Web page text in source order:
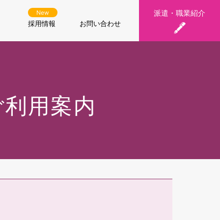
New
採用情報 お問い合わせ
派遣・職業紹介
用案内